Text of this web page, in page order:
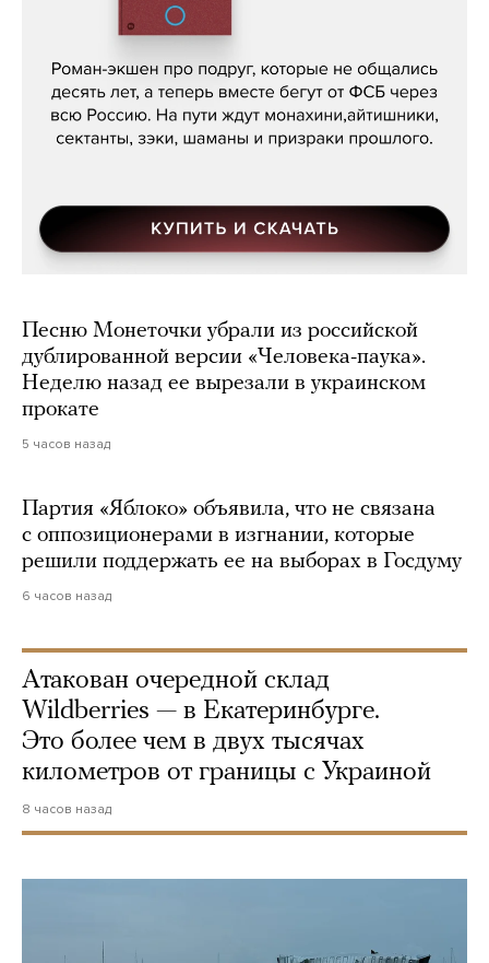
Кира Ярмыш, «Тут недалеко»
Песню Монеточки убрали из российской
дублированной версии «Человека-паука».
Неделю назад ее вырезали в украинском
прокате
5 часов назад
Партия «Яблоко» объявила, что не связана
с оппозиционерами в изгнании, которые
решили поддержать ее на выборах в Госдуму
6 часов назад
Атакован очередной склад
Wildberries — в Екатеринбурге.
Это более чем в двух тысячах
километров от границы с Украиной
8 часов назад